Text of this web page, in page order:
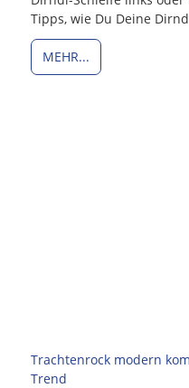
Tipps, wie Du Deine
MEHR...
Trachtenrock modern
Trend